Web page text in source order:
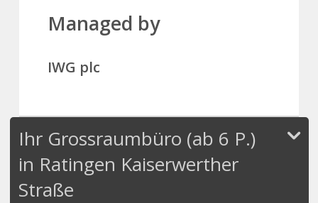
Managed by
IWG plc
Ihr Grossraumbüro (ab 6 P.)
in Ratingen Kaiserwerther
Straße